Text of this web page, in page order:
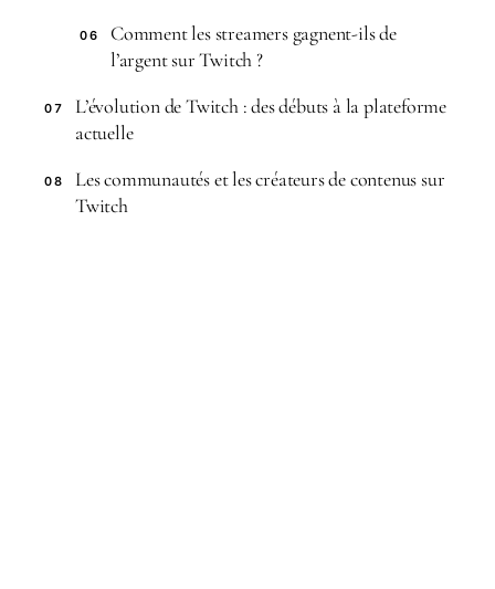
06
Comment les streamers gagnent-ils de
l’argent sur Twitch ?
07
L’évolution de Twitch : des débuts à la plateforme
actuelle
08
Les communautés et les créateurs de contenus sur
Twitch